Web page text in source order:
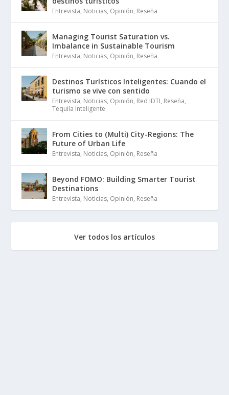
Entrevista, Noticias, Opinión, Reseña
Managing Tourist Saturation vs.
Imbalance in Sustainable Tourism
Entrevista, Noticias, Opinión, Reseña
Destinos Turísticos Inteligentes: Cuando el
turismo se vive con sentido
Entrevista, Noticias, Opinión, Red IDTI, Reseña,
Tequila Inteligente
From Cities to (Multi) City-Regions: The
Future of Urban Life
Entrevista, Noticias, Opinión, Reseña
Beyond FOMO: Building Smarter Tourist
Destinations
Entrevista, Noticias, Opinión, Reseña
Ver todos los artículos